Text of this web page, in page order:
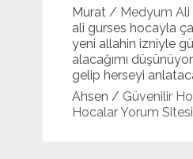
Murat/ Medyum Ali
ali gurses hocayla
yeni allahin izniyle
alacağımı
gelip herseyi
Ahsen / Güvenilir
Hocalar Yorum Sitesi